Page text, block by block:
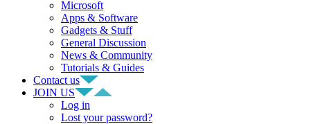
Microsoft
Apps & Software
Gadgets & Stuff
General Discussion
News & Community
Tutorials & Guides
Contact us
JOIN US
Log in
Lost your password?